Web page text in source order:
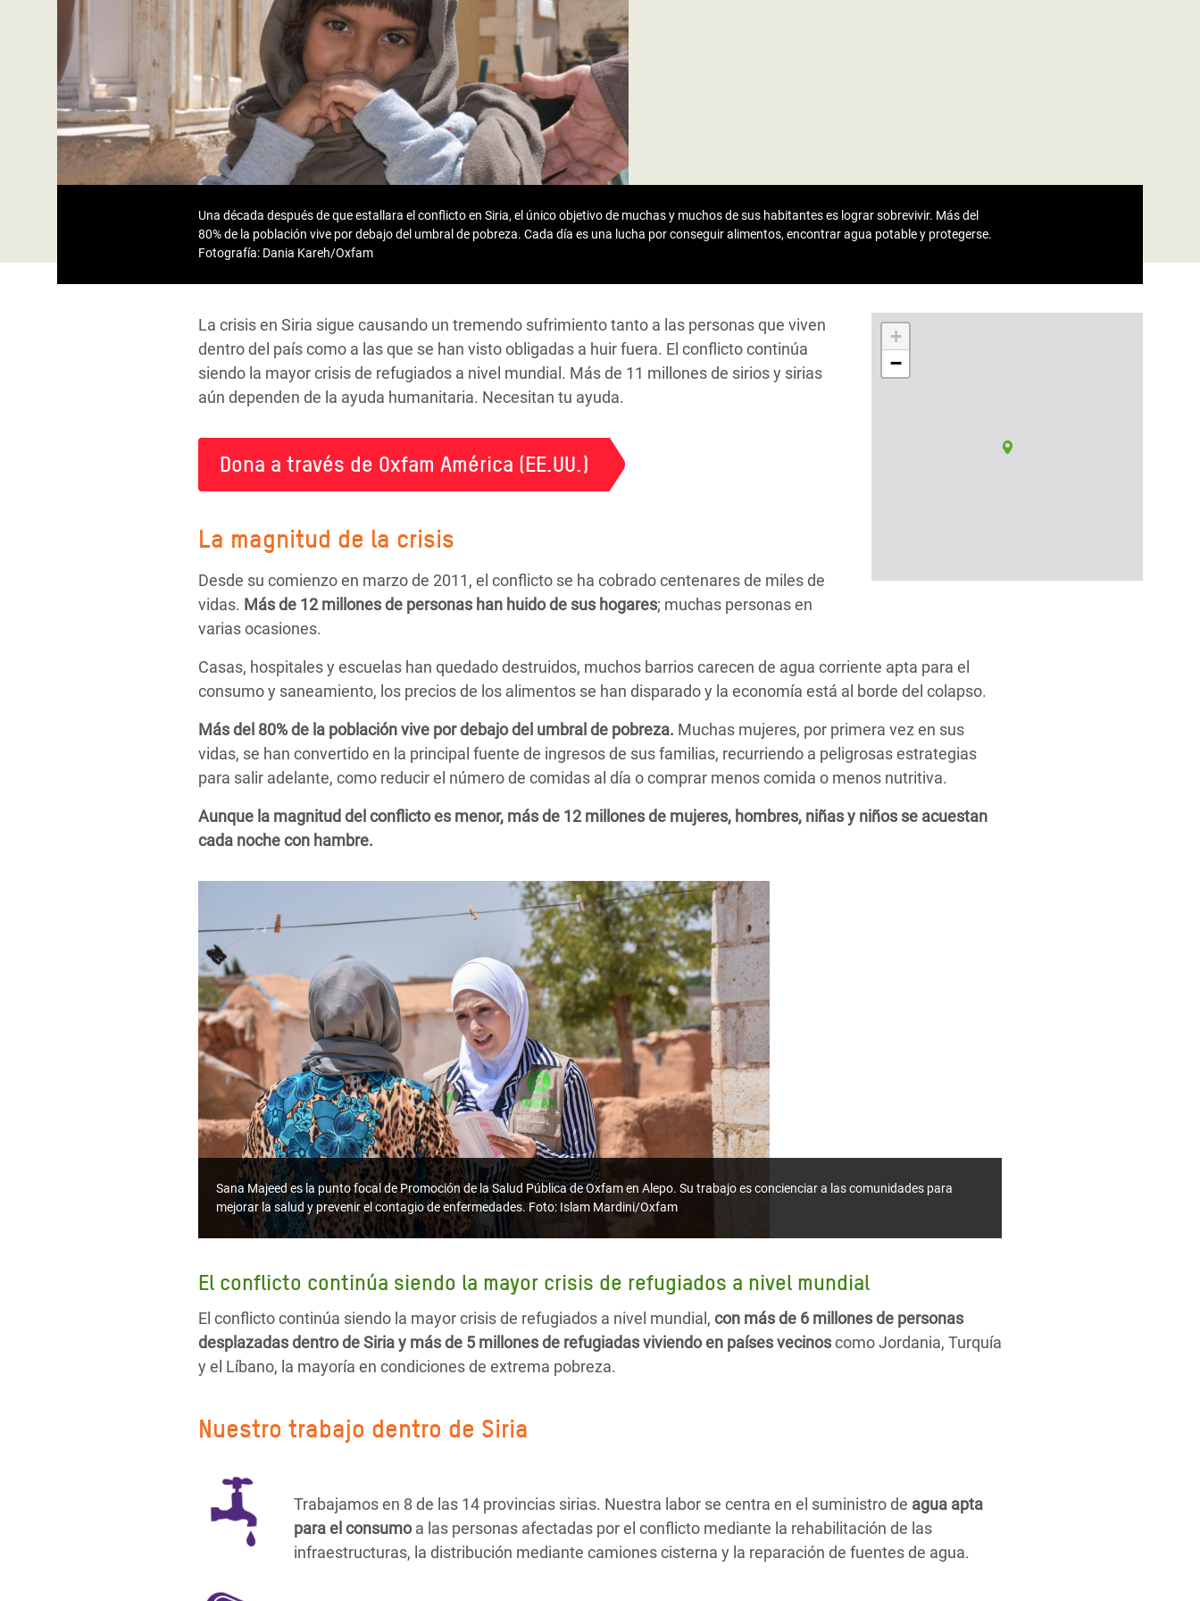
Conflictos y Desastres
Desigualdad Extrema y
Servicios Sociales Básicos
Inequality and Rights in a
Digital Age
Crisis Climática y Alimentaria
en África Oriental
Crisis de Personas Refugiadas
en Sudán del Sur
Crisis de Refugiados Rohinyá
en Bangladesh
Crisis en Yemen
#ActuaPorElClima
Erradiquemos el Sufrimiento Humano que
se Oculta tras los Alimentos
¡Basta! Acabemos con las violencias contra
mujeres y niñas
ayuda
a
la
navegación
Una década después de que estallara el conflicto en Siria, el único objetivo de muchas y muchos de sus habitantes es lograr sobrevivir. Más del
80% de la población vive por debajo del umbral de pobreza. Cada día es una lucha por conseguir alimentos, encontrar agua potable y protegerse.
Fotografía: Dania Kareh/Oxfam
+
−
La crisis en Siria sigue causando un tremendo sufrimiento tanto a las personas que viven
dentro del país como a las que se han visto obligadas a huir fuera. El conflicto continúa
siendo la mayor crisis de refugiados a nivel mundial. Más de 11 millones de sirios y sirias
aún dependen de la ayuda humanitaria. Necesitan tu ayuda.
Dona a través de Oxfam América (EE.UU.)
La magnitud de la crisis
Desde su comienzo en marzo de 2011, el conflicto se ha cobrado centenares de miles de
vidas. Más de 12 millones de personas han huido de sus hogares; muchas personas en
varias ocasiones.
Casas, hospitales y escuelas han quedado destruidos, muchos barrios carecen de agua corriente apta para el
consumo y saneamiento, los precios de los alimentos se han disparado y la economía está al borde del colapso.
Más del 80% de la población vive por debajo del umbral de pobreza. Muchas mujeres, por primera vez en sus
vidas, se han convertido en la principal fuente de ingresos de sus familias, recurriendo a peligrosas estrategias
para salir adelante, como reducir el número de comidas al día o comprar menos comida o menos nutritiva.
Aunque la magnitud del conflicto es menor, más de 12 millones de mujeres, hombres, niñas y niños se acuestan
cada noche con hambre.
Sana Majeed es la punto focal de Promoción de la Salud Pública de Oxfam en Alepo. Su trabajo es concienciar a las comunidades para
mejorar la salud y prevenir el contagio de enfermedades. Foto: Islam Mardini/Oxfam
El conflicto continúa siendo la mayor crisis de refugiados a nivel mundial
El conflicto continúa siendo la mayor crisis de refugiados a nivel mundial, con más de 6 millones de personas
desplazadas dentro de Siria y más de 5 millones de refugiadas viviendo en países vecinoscomo Jordania, Turquía
y el Líbano, la mayoría en condiciones de extrema pobreza.
Nuestro trabajo dentro de Siria
Trabajamos en 8 de las 14 provincias sirias. Nuestra labor se centra en el suministro de agua apta
para el consumoa las personas afectadas por el conflicto mediante la rehabilitación de las
infraestructuras, la distribución mediante camiones cisterna y la reparación de fuentes de agua.